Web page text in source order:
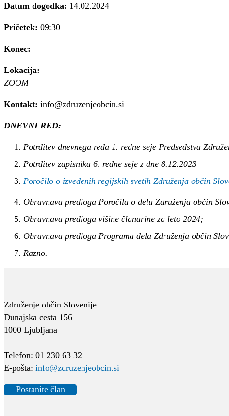
Datum dogodka: 14.02.2024
Pričetek: 09:30
Konec:
Lokacija:
ZOOM
Kontakt: info@zdruzenjeobcin.si
DNEVNI RED:
Potrditev dnevnega reda 1. redne seje Predsedstva
Potrditev zapisnika 6. redne seje z dne 8.12.2023
Poročilo o izvedenih regijskih svetih Združenja občin
Obravnava predloga Poročila o delu Združenja občin
Obravnava predloga višine članarine za leto 2024;
Obravnava predloga Programa dela Združenja občin
Razno.
Združenje občin Slovenije
Dunajska cesta 156
1000 Ljubljana
Telefon: 01 230 63 32
E-pošta: info@zdruzenjeobcin.si
Postanite član